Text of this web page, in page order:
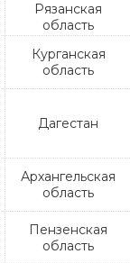
Рязанская
область
Курганская
область
Дагестан
Архангельская
область
Пензенская
область